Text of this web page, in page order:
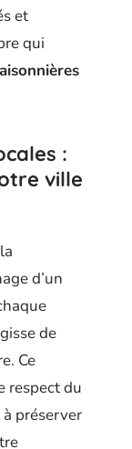
et
qui
:
ville
d’un
de
Ce
respect du
préserver